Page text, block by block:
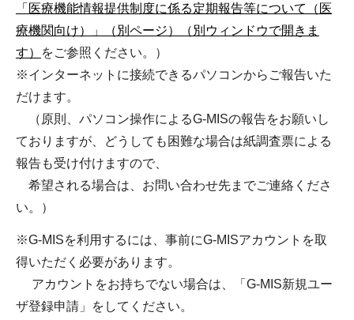
「医療機能情報提供制度に係る定期報告等について（医
療機関向け）」（別ページ）（別ウィンドウで開きま
す）
をご参照ください。）
※インターネットに接続できるパソコンからご報告いた
だけます。
（原則、パソコン操作によるG-MISの報告をお願いし
ておりますが、どうしても困難な場合は紙調査票による
報告も受け付けますので、
希望される場合は、お問い合わせ先までご連絡くださ
い。）
※G-MISを利用するには、事前にG-MISアカウントを取
得いただく必要があります。
アカウントをお持ちでない場合は、「G-MIS新規ユー
ザ登録申請」をしてください。